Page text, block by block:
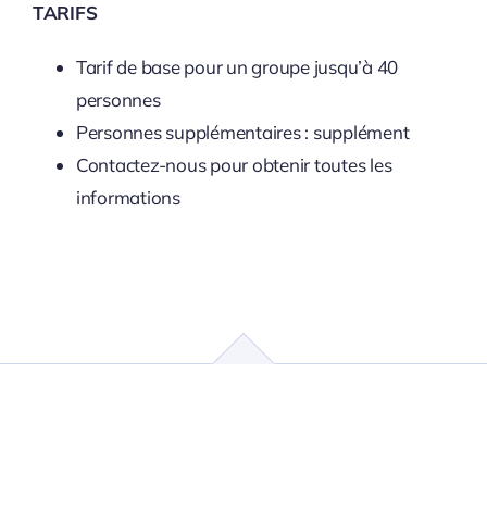
TARIFS
Tarif de base pour un groupe jusqu’à 40
personnes
Personnes supplémentaires : supplément
Contactez-nous pour obtenir toutes les
informations